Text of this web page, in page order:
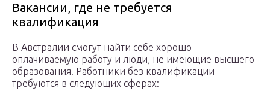
Вакансии, где не требуется
квалификация
В Австралии смогут найти себе хорошо
оплачиваемую работу и люди, не имеющие высшего
образования. Работники без квалификации
требуются в следующих сферах: